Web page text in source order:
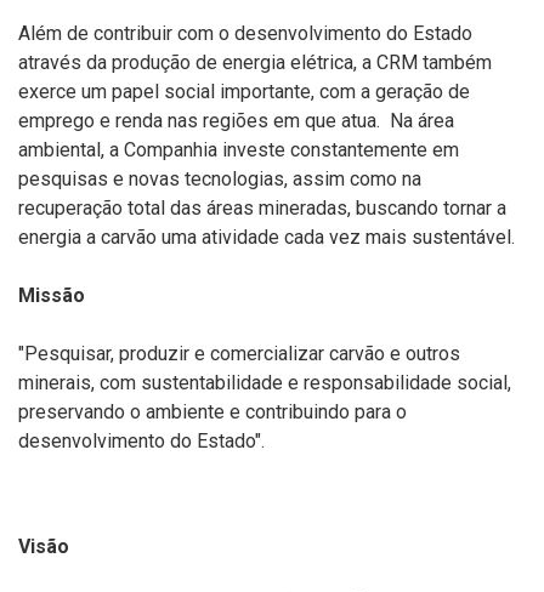
Além de contribuir com o desenvolvimento do Estado
através da produção de energia elétrica, a CRM também
exerce um papel social importante, com a geração de
emprego e renda nas regiões em que atua. Na área
ambiental, a Companhia investe constantemente em
pesquisas e novas tecnologias, assim como na
recuperação total das áreas mineradas, buscando tornar a
energia a carvão uma atividade cada vez mais sustentável.
Missão
"Pesquisar, produzir e comercializar carvão e outros
minerais, com sustentabilidade e responsabilidade social,
preservando o ambiente e contribuindo para o
desenvolvimento do Estado".
Visão